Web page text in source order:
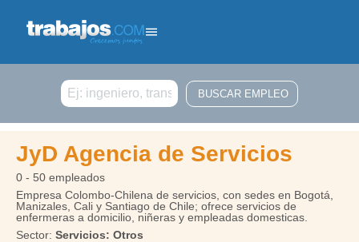
Buscar
JyD Agencia de Servicios
0 - 50 empleados
Empresa Colombo-Chilena de servicios, con sedes en Bogotá,
Manizales, Cali y Santiago de Chile; ofrece servicios de
enfermeras a domicilio, niñeras y empleadas domesticas.
Sector: Servicios: Otros